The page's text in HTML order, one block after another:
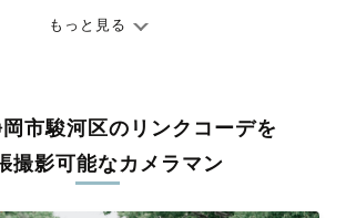
を大切に、何十年経っても見返したくなるよ
一律。わかりやすく安心の価格設定です。オ
正な審査に合格し、撮影技術やホスピタリテ
のカメラマンが全国47都道府県に在籍してい
もっと見る
市駿河区のリンクコーデを
撮影可能なカメラマン